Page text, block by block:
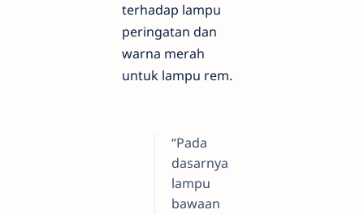
terhadap lampu
peringatan dan
warna merah
untuk lampu rem.
“Pada
dasarnya
lampu
bawaan